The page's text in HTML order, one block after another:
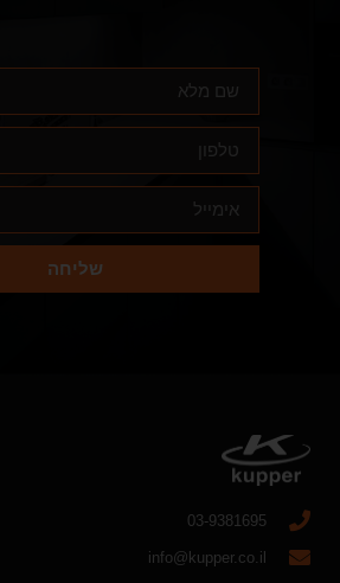
שליחה
03-9381695
info@kupper.co.il